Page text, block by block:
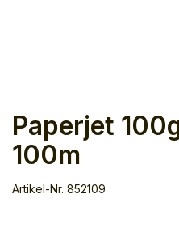
Paperjet
100m
Artikel-Nr. 852109